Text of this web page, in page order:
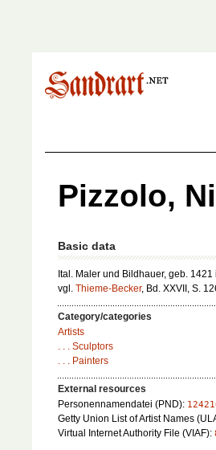
Pizzolo,
Basic data
Ital. Maler und Bildhauer, geb.
vgl. Thieme-Becker, Bd. XXVII, S.
Category/categories
Artists
. . . Sculptors
. . . Painters
External resources
Personennamendatei (PND):
Getty Union List of Artist Names
Virtual Internet Authority File (VIAF):